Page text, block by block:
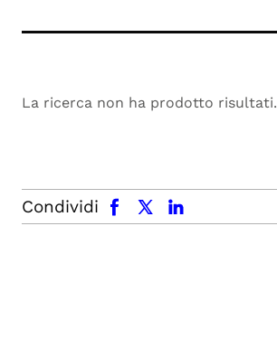
La ricerca non ha prodotto risultati.
Condividi
facebook x.com linkedin